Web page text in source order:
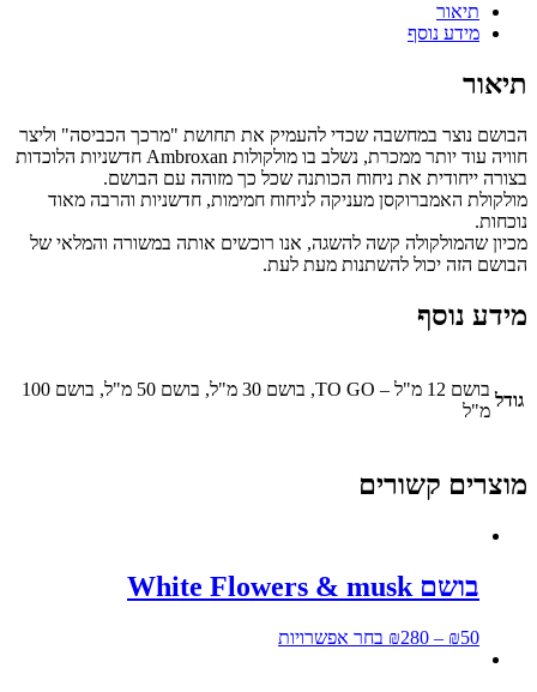
תיאור
מידע נוסף
תיאור
הבושם נוצר במחשבה שכדי להעמיק את תחושת "מרכך הכביסה" וליצר
חוויה עוד יותר ממכרת, נשלב בו מולקולות Ambroxan חדשניות הלוכדות
בצורה ייחודית את ניחוח הכותנה שכל כך מזוהה עם הבושם.
מולקולת האמברוקסן מעניקה לניחוח חמימות, חדשניות והרבה מאוד
נוכחות.
מכיון שהמולקולה קשה להשגה, אנו רוכשים אותה במשורה והמלאי של
הבושם הזה יכול להשתנות מעת לעת.
מידע נוסף
גודל
בושם 12 מ"ל – TO GO, בושם 30 מ"ל, בושם 50 מ"ל, בושם 100
מ"ל
מוצרים קשורים
בושם White Flowers & musk
₪50
–
₪280 בחר אפשרויות